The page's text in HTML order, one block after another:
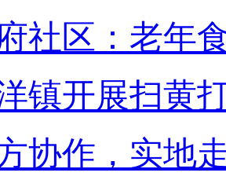
社区：老年
镇开展扫黄
协作，实地